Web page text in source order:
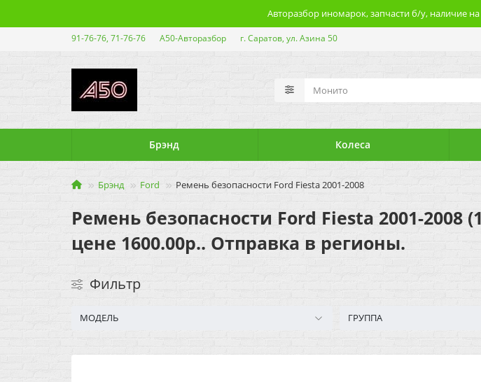
Авторазбор иномарок, запчасти б/у, наличие
91-76-76, 71-76-76 А50-Авторазбор г. Саратов, ул. Азина 50
Брэнд Колеса
Брэнд Ford Ремень безопасности Ford Fiesta 2001-2008
Ремень безопасности Ford Fiesta 2001-2008
цене 1600.00р.. Отправка в регионы.
Фильтр
МОДЕЛЬ ГРУППА